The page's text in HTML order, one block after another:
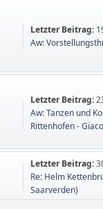
Letzter Beitrag:
Aw:
Letzter Beitrag:
Aw: Tanzen und
Rittenhofen -
Letzter Beitrag:
Re: Helm
Saarverden)